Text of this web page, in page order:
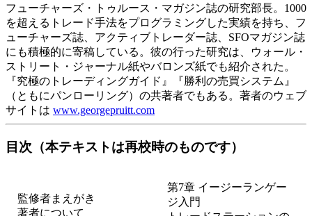
フューチャーズ・トゥルース・マガジン誌の研究部長。1000
を超えるトレード手法をプログラミングした実績を持ち、フ
ューチャーズ誌、アクティブトレーダー誌、SFOマガジン誌
にも積極的に寄稿している。彼の行った研究は、ウォール・
ストリート・ジャーナル紙やバロンズ紙でも紹介された。
『究極のトレーディングガイド』『勝利の売買システム』
（ともにパンローリング）の共著者でもある。著者のウェブ
サイトは www.georgepruitt.com
目次（本テキストは再校時のものです）
監修者まえがき
著者について
第7章 イージーランゲー
ジ入門